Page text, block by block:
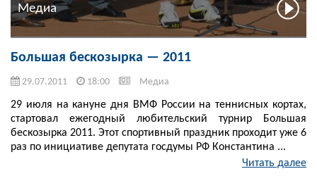
Медиа
Большая бескозырка — 2011
29.07.2011 18:00 Медиа
29 июля на кануне дня ВМФ России на теннисных кортах,
стартовал ежегодный любительский турнир Большая
бескозырка 2011. Этот спортивный праздник проходит уже 6
раз по инициативе депутата госдумы РФ Константина ...
Читать далее